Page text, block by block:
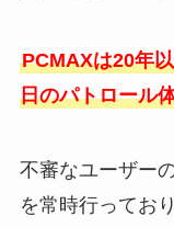
PCMAXは20年
日のパトロール
不審なユーザー
を常時行ってお